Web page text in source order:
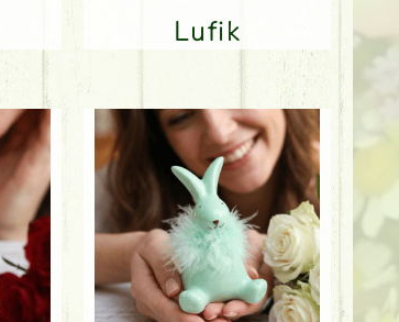
Lufik